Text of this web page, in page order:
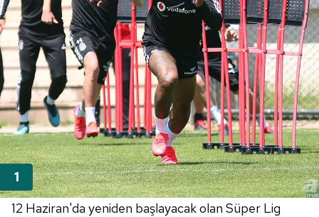
12 Haziran'da yeniden başlayacak olan Süper Lig